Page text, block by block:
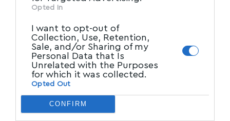
Opted In
I want to opt-out of
Collection, Use, Retention,
Sale, and/or Sharing of my
Personal Data that Is
Unrelated with the Purposes
for which it was collected.
Opted Out
CONFIRM
CNN Greece
Ακολουθήστε το myvolos.net στο
Google News και μάθετε πρώτοι όλες